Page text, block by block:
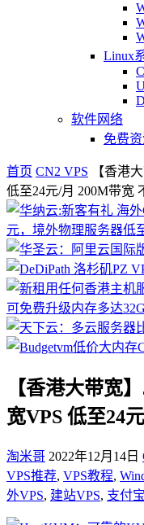
Linux
软件网络
免费
首页 CN2 VPS
【香港
低至24元/月 200M带宽
【香港大带宽
宽VPS 低至24
淘米哥 2022年12月14日
VPS推荐, VPS教程,
外VPS, 建站VPS, 支付